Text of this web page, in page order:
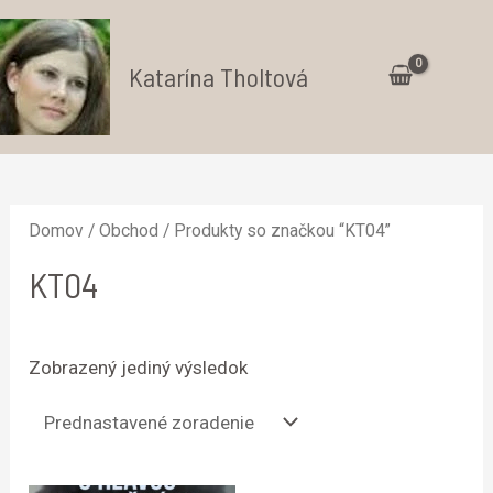
Preskočiť
na
obsah
Katarína Tholtová
Domov /Obchod / Produkty so značkou “KT04”
KT04
Zobrazený jediný výsledok